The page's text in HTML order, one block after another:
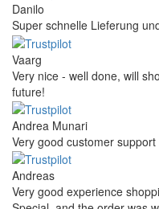
Danilo
Super schnelle Lieferung
Vaarg
Very nice - well done, will
future!
Andrea Munari
Very good customer support
Andreas
Very good experience